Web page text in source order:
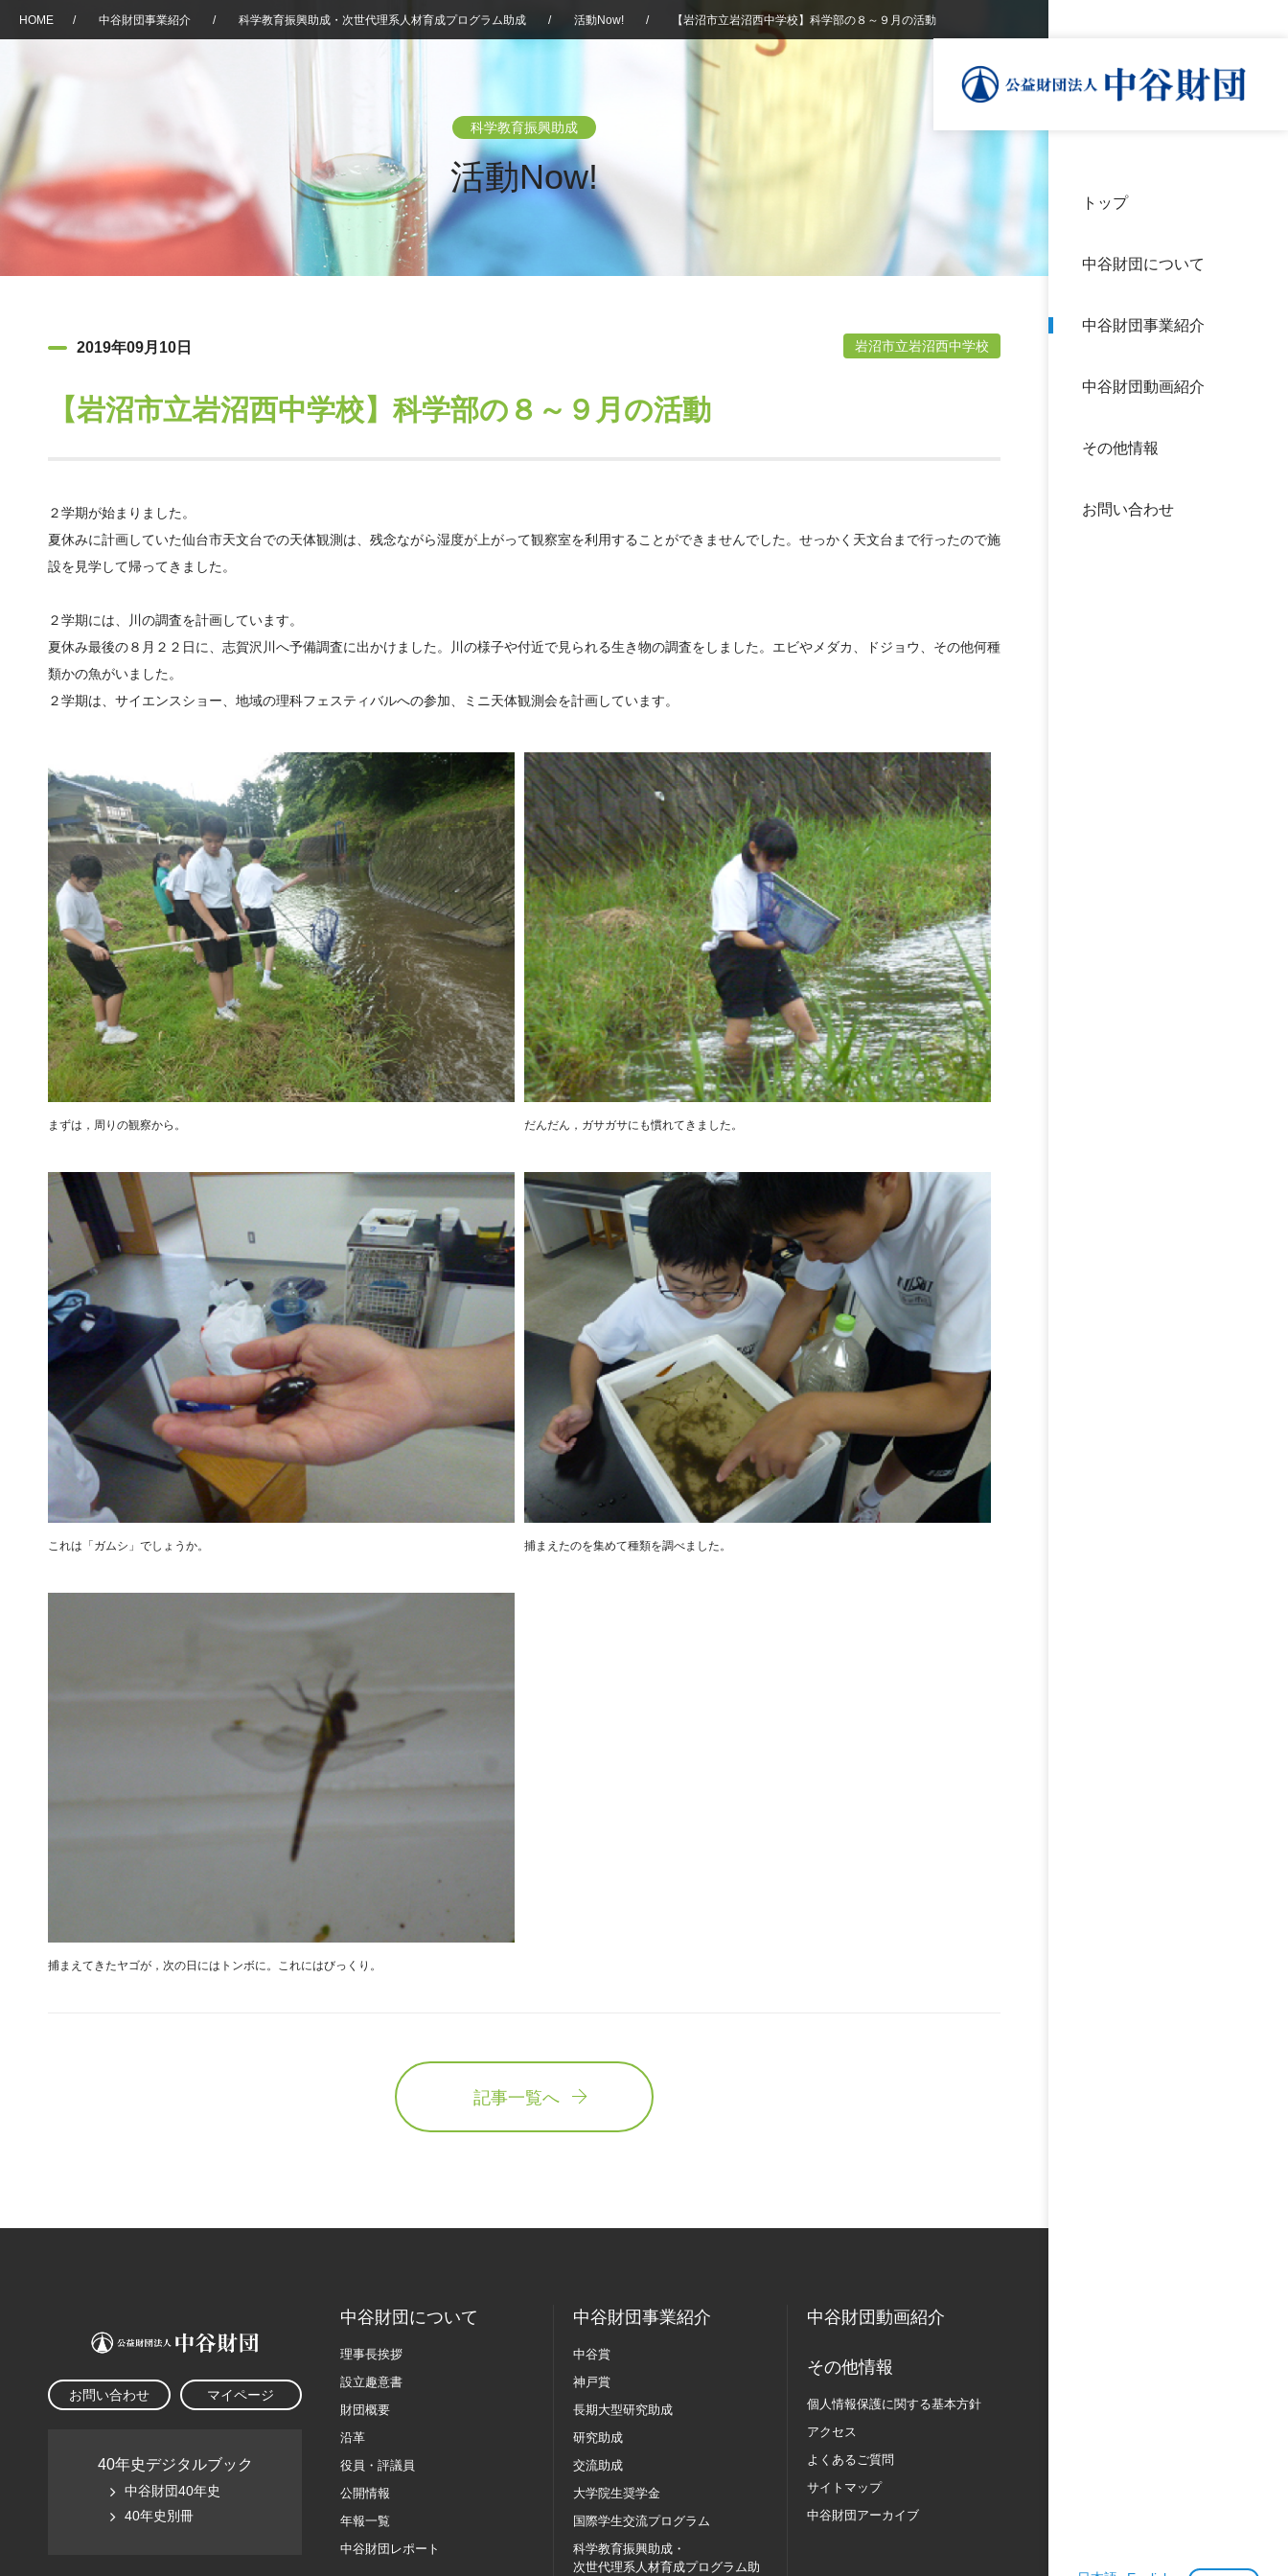
トップ
中谷財団について
中谷財団事業紹介
中谷財団動画紹介
その他情報
お問い合わせ
HOME / 中谷財団事業紹介 / 科学教育振興助成・次世代理系人材育成プログラム助成 / 活動Now! / 【岩沼市立岩沼西中学校】科学部の８～９月の活動
科学教育振興助成
活動Now!
2019年09月10日 岩沼市立岩沼西中学校
【岩沼市立岩沼西中学校】科学部の８～９月の活動
２学期が始まりました。
夏休みに計画していた仙台市天文台での天体観測は、残念ながら湿度が上がって観察室を利用することができませんでした。せっかく天文台まで行ったので施
設を見学して帰ってきました。
２学期には、川の調査を計画しています。
夏休み最後の８月２２日に、志賀沢川へ予備調査に出かけました。川の様子や付近で見られる生き物の調査をしました。エビやメダカ、ドジョウ、その他何種
類かの魚がいました。
２学期は、サイエンスショー、地域の理科フェスティバルへの参加、ミニ天体観測会を計画しています。
まずは，周りの観察から。 だんだん，ガサガサにも慣れてきました。
これは「ガムシ」でしょうか。 捕まえたのを集めて種類を調べました。
捕まえてきたヤゴが，次の日にはトンボに。これにはびっくり。
記事一覧へ
お問い合わせ マイページ
40年史デジタルブック
中谷財団40年史
40年史別冊
中谷財団について
理事長挨拶
設立趣意書
財団概要
沿革
役員・評議員
公開情報
年報一覧
中谷財団レポート
中谷財団事業紹介
中谷賞
神戸賞
長期大型研究助成
研究助成
交流助成
大学院生奨学金
国際学生交流プログラム
科学教育振興助成・
次世代理系人材育成プログラム助
中谷財団動画紹介
その他情報
個人情報保護に関する基本方針
アクセス
よくあるご質問
サイトマップ
中谷財団アーカイブ